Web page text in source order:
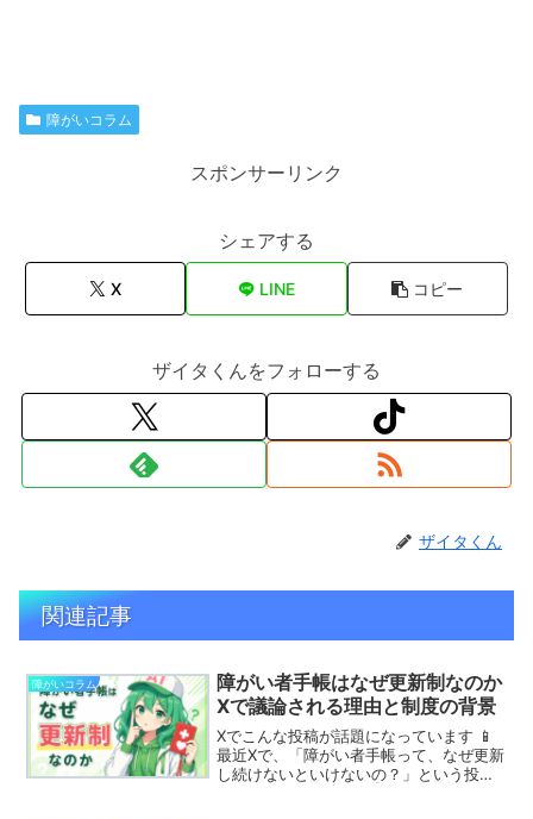
障がいコラム
スポンサーリンク
シェアする
X LINE コピー
ザイタくんをフォローする
ザイタくん
関連記事
障がいコラム
障がい者手帳はなぜ更新制なのか
Xで議論される理由と制度の背景
Xでこんな投稿が話題になっています 📱
最近Xで、「障がい者手帳って、なぜ更新
し続けないといけないの？」という投稿